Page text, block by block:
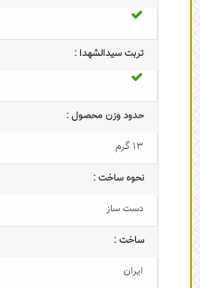
تربت سیدالشهدا :
حدود وزن محصول :
13 گرم
نحوه ساخت :
دست ساز
ساخت :
ایران